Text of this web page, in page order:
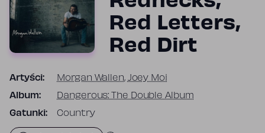
Red Letters,
Red Dirt
Artyści: Morgan Wallen, Joey Moi
Album: Dangerous: The Double Album
Gatunki: Country